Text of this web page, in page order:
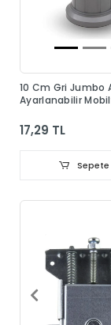
10 Cm Gri Jumbo
Ayarlanabilir
17,29 TL
Sepete